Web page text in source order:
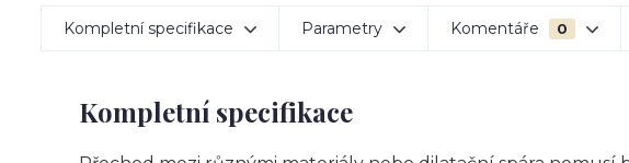
Kompletní specifikace Parametry Komentáře 0
Kompletní specifikace